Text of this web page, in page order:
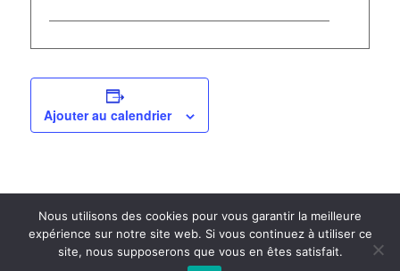
Ajouter au calendrier
Nous utilisons des cookies pour vous garantir la meilleure
expérience sur notre site web. Si vous continuez à utiliser ce
site, nous supposerons que vous en êtes satisfait.